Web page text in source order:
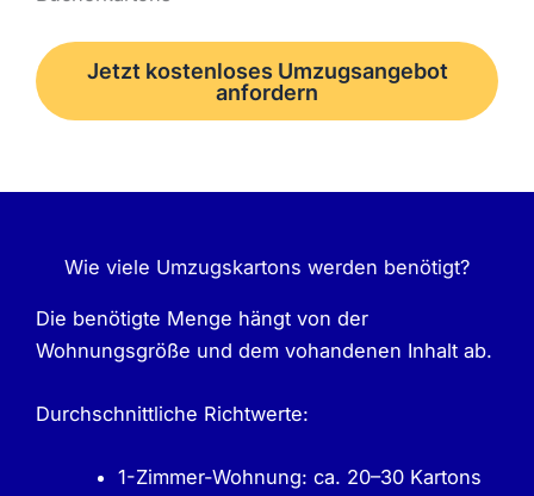
Jetzt kostenloses Umzugsangebot
anfordern
Wie viele Umzugskartons werden benötigt?
Die benötigte Menge hängt von der
Wohnungsgröße und dem vohandenen Inhalt ab.
Durchschnittliche Richtwerte:
1-Zimmer-Wohnung: ca. 20–30 Kartons